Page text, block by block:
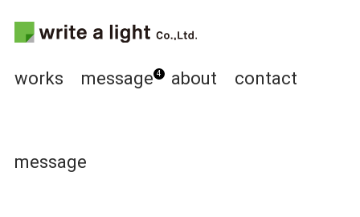
works message 4 about contact
message